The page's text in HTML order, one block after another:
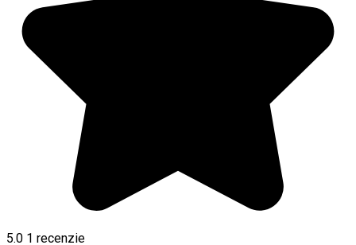
5.0 1 recenzie